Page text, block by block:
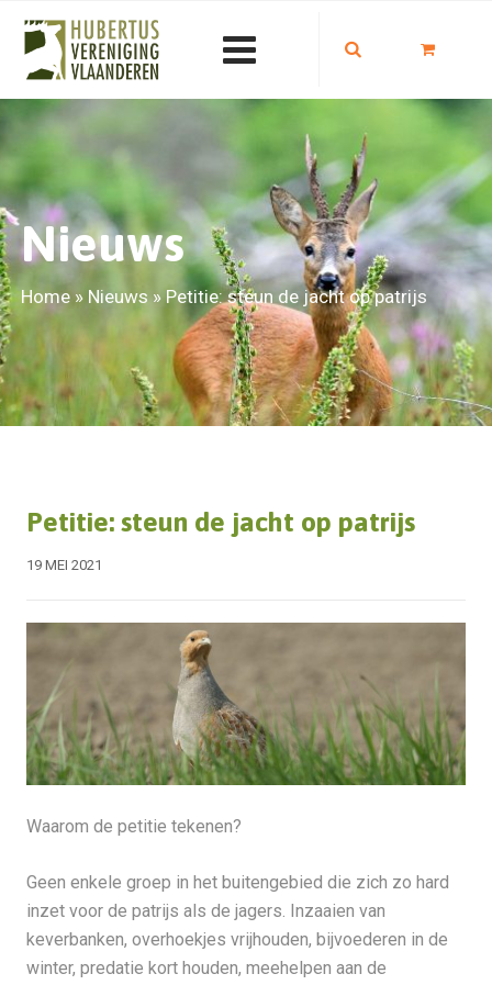
Nieuws
Home» Nieuws » Petitie: steun de jacht op patrijs
Petitie: steun de jacht op patrijs
19 MEI 2021
Waarom de petitie tekenen?
Geen enkele groep in het buitengebied die zich zo hard
inzet voor de patrijs als de jagers. Inzaaien van
keverbanken, overhoekjes vrijhouden, bijvoederen in de
winter, predatie kort houden, meehelpen aan de